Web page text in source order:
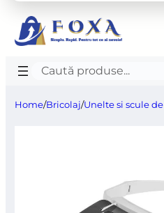
Caută
Home/Bricolaj/Unelte si scule